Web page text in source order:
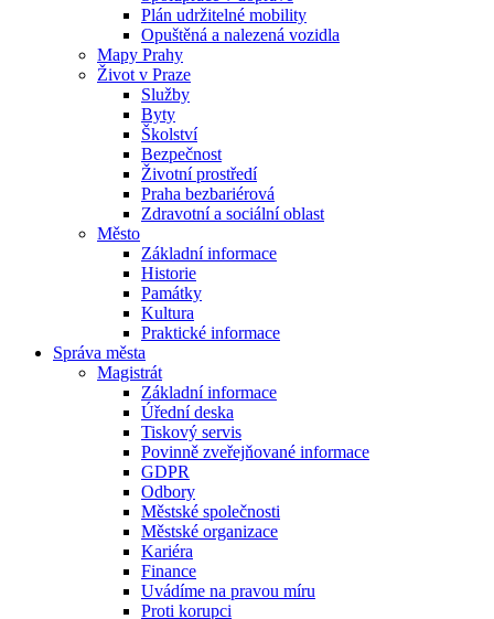
Plán udržitelné mobility
Opuštěná a nalezená vozidla
Mapy Prahy
Život v Praze
Služby
Byty
Školství
Bezpečnost
Životní prostředí
Praha bezbariérová
Zdravotní a sociální oblast
Město
Základní informace
Historie
Památky
Kultura
Praktické informace
Správa města
Magistrát
Základní informace
Úřední deska
Tiskový servis
Povinně zveřejňované informace
GDPR
Odbory
Městské společnosti
Městské organizace
Kariéra
Finance
Uvádíme na pravou míru
Proti korupci